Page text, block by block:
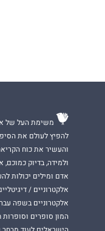
משימת העל של
להפיץ לעולם את
והעשיר את כוח
ולמידה, בדיוק
אדם ומילים יכולות
אלקטרוניים /
אלקטרוניים בשפה
המון סופרים